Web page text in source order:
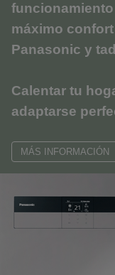
funcionamiento
máximo
Panasonic y
Calentar tu
adaptarse
MÁS INFORMACIÓN